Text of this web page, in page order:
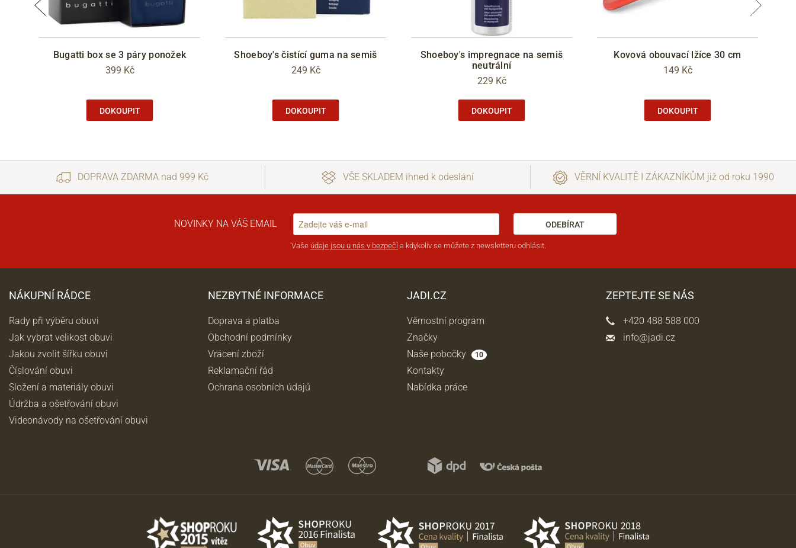
Bugatti box se 3 páry ponožek
399 Kč
DOKOUPIT
Shoeboy's čistící guma na semiš
249 Kč
DOKOUPIT
Shoeboy's impregnace na semiš
neutrální
229 Kč
DOKOUPIT
Kovová obouvací lžíce 30 cm
149 Kč
DOKOUPIT
DOPRAVA ZDARMA nad 999 Kč VŠE SKLADEM ihned k odeslání VĚRNÍ KVALITĚ I ZÁKAZNÍKŮM již od roku 1990
NOVINKY NA VÁŠ EMAIL ODEBÍRAT
Vaše údaje jsou u nás v bezpečí a kdykoliv se můžete z newsletteru odhlásit.
NÁKUPNÍ RÁDCE
Rady při výběru obuvi
Jak vybrat velikost obuvi
Jakou zvolit šířku obuvi
Číslování obuvi
Složení a materiály obuvi
Údržba a ošetřování obuvi
Videonávody na ošetřování obuvi
NEZBYTNÉ INFORMACE
Doprava a platba
Obchodní podmínky
Vrácení zboží
Reklamační řád
Ochrana osobních údajů
JADI.CZ
Věrnostní program
Značky
Naše pobočky
10
Kontakty
Nabídka práce
ZEPTEJTE SE NÁS
+420 488 588 000
info@jadi.cz